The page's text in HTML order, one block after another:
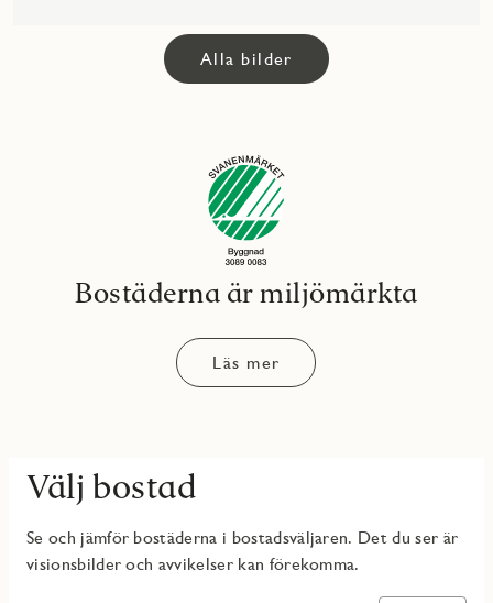
Alla bilder
Bostäderna är miljömärkta
Läs mer
Välj bostad
Se och jämför bostäderna i bostadsväljaren. Det du ser är
visionsbilder och avvikelser kan förekomma.